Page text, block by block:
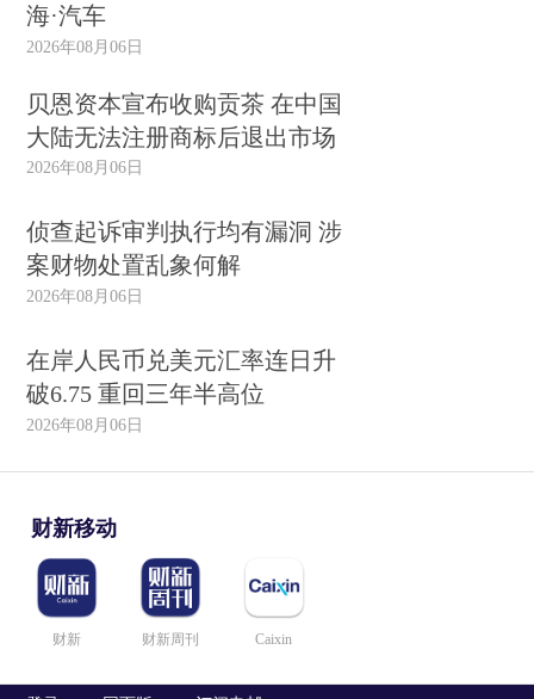
海·汽车
2026年08月06日
贝恩资本宣布收购贡茶 在中国
大陆无法注册商标后退出市场
2026年08月06日
侦查起诉审判执行均有漏洞 涉
案财物处置乱象何解
2026年08月06日
在岸人民币兑美元汇率连日升
破6.75 重回三年半高位
2026年08月06日
财新移动
财新 财新周刊 Caixin